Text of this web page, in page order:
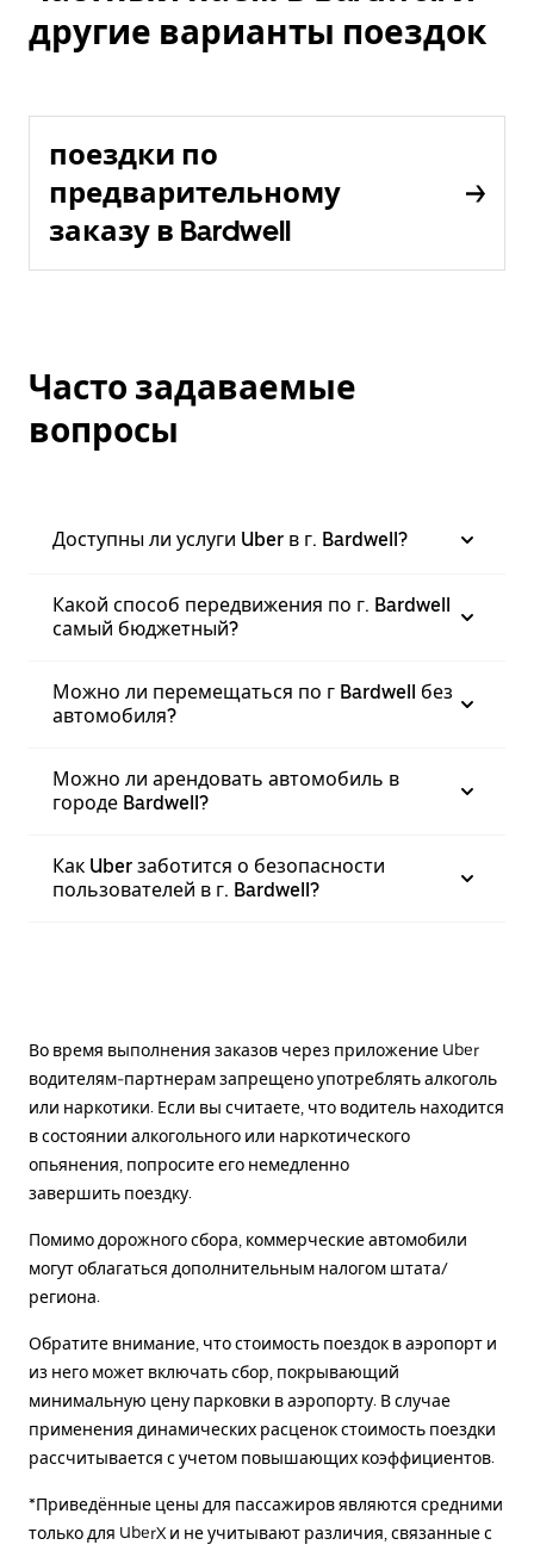
другие варианты поездок
поездки по
предварительному
заказу в Bardwell
Часто задаваемые
вопросы
Доступны ли услуги Uber в г. Bardwell?
Какой способ передвижения по г. Bardwell
самый бюджетный?
Можно ли перемещаться по г Bardwell без
автомобиля?
Можно ли арендовать автомобиль в
городе Bardwell?
Как Uber заботится о безопасности
пользователей в г. Bardwell?
Во время выполнения заказов через приложение Uber
водителям-партнерам запрещено употреблять алкоголь
или наркотики. Если вы считаете, что водитель находится
в состоянии алкогольного или наркотического
опьянения, попросите его немедленно
завершить поездку.
Помимо дорожного сбора, коммерческие автомобили
могут облагаться дополнительным налогом штата/
региона.
Обратите внимание, что стоимость поездок в аэропорт и
из него может включать сбор, покрывающий
минимальную цену парковки в аэропорту. В случае
применения динамических расценок стоимость поездки
рассчитывается с учетом повышающих коэффициентов.
*Приведённые цены для пассажиров являются средними
только для UberX и не учитывают различия, связанные с